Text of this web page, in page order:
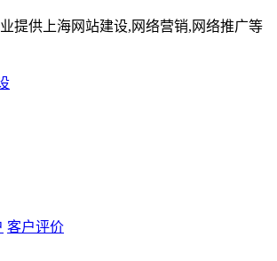
提供上海网站建设,网络营销,网络推广等
客户评价